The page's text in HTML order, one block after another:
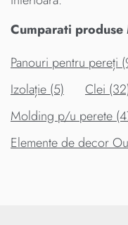
Cumparati produse
Panouri pentru pereți
Izolație (5)
Clei
Molding p/u perete
Elemente de decor